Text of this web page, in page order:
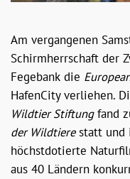
Am vergangenen
Schirmherrschaft der
Fegebank die
HafenCity verliehen.
Wildtier Stiftungfand
der Wildtierestatt und
höchstdotierte
aus 40 Ländern